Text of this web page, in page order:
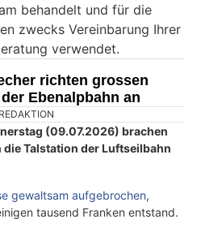
behandelt und für die
zwecks Vereinbarung Ihrer
verwendet.
richten grossen
Ebenalpbahn an